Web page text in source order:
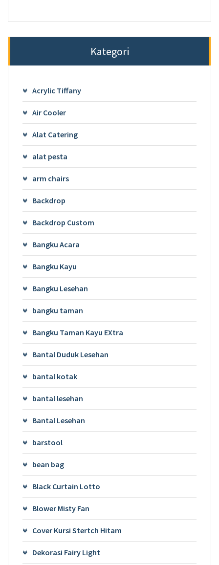
Kategori
Acrylic Tiffany
Air Cooler
Alat Catering
alat pesta
arm chairs
Backdrop
Backdrop Custom
Bangku Acara
Bangku Kayu
Bangku Lesehan
bangku taman
Bangku Taman Kayu EXtra
Bantal Duduk Lesehan
bantal kotak
bantal lesehan
Bantal Lesehan
barstool
bean bag
Black Curtain Lotto
Blower Misty Fan
Cover Kursi Stertch Hitam
Dekorasi Fairy Light